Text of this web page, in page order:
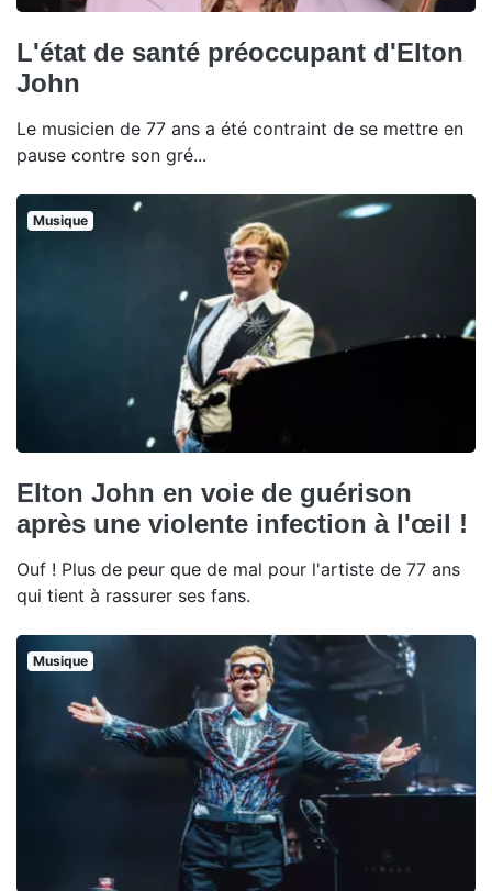
L'état de santé préoccupant d'Elton
John
Le musicien de 77 ans a été contraint de se mettre en
pause contre son gré...
Musique
Elton John en voie de guérison
après une violente infection à l'œil !
Ouf ! Plus de peur que de mal pour l'artiste de 77 ans
qui tient à rassurer ses fans.
Musique